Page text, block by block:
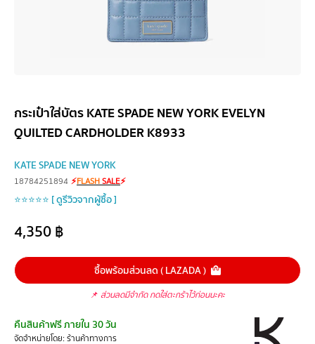
กระเป๋าใส่บัตร KATE SPADE NEW YORK EVELYN
QUILTED CARDHOLDER K8933
KATE SPADE NEW YORK
18784251894 ⚡FLASHSALE⚡
⭐⭐⭐⭐⭐ [ ดูรีวิวจากผู้ซื้อ ]
4,350฿
ซื้อพร้อมส่วนลด ( LAZADA )
📌 ส่วนลดมีจำกัด กดใส่ตะกร้าไว้ก่อนนะคะ
คืนสินค้าฟรี ภายใน 30 วัน
จัดจำหน่ายโดย: ร้านค้าทางการ